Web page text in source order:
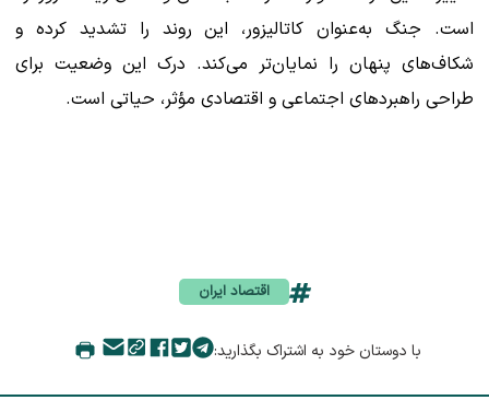
است. جنگ به‌عنوان کاتالیزور، این روند را تشدید کرده و
شکاف‌های پنهان را نمایان‌تر می‌کند. درک این وضعیت برای
طراحی راهبردهای اجتماعی و اقتصادی مؤثر، حیاتی است.
اقتصاد ایران
با دوستان خود به اشتراک بگذارید: